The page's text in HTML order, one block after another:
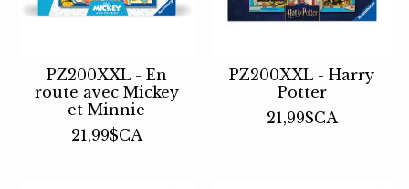
PZ200XXL - En
route avec Mickey
et Minnie
21,99$CA
PZ200XXL - Harry
Potter
21,99$CA